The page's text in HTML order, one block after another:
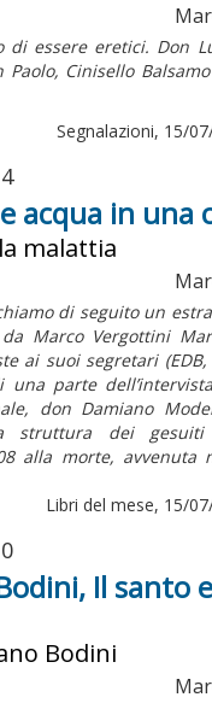
di essere eretici. Don
Paolo, Cinisello
Segnalazioni, 15/
acqua in una
malattia
di seguito un
Marco Vergottini
ai suoi segretari (EDB,
una parte
don Damiano
struttura dei
alla morte, avvenuta
Libri del mese, 15/
Il santo
Bodini